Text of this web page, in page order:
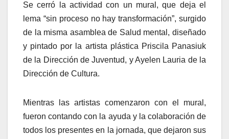
Se cerró la actividad con un mural, que deja el
lema “sin proceso no hay transformación”, surgido
de la misma asamblea de Salud mental, diseñado
y pintado por la artista plástica Priscila Panasiuk
de la Dirección de Juventud, y Ayelen Lauria de la
Dirección de Cultura.
Mientras las artistas comenzaron con el mural,
fueron contando con la ayuda y la colaboración de
todos los presentes en la jornada, que dejaron sus